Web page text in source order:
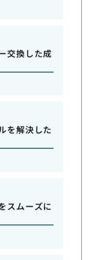
交換した成
を解決した
スムーズに